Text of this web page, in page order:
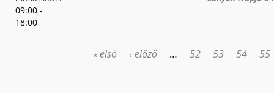
09:00 -
18:00
« első ‹ előző … 52 53 54 55